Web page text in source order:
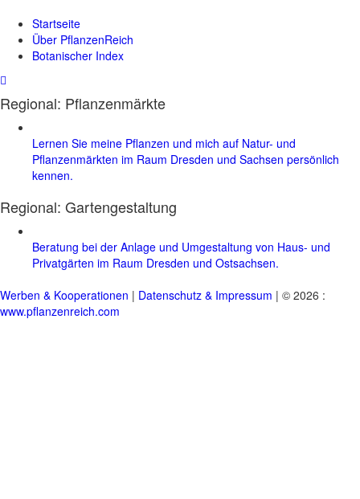
Startseite
Über PflanzenReich
Botanischer Index
Regional: Pflanzenmärkte
Lernen Sie meine Pflanzen und mich auf Natur- und
Pflanzenmärkten im Raum Dresden und Sachsen persönlich
kennen.
Regional: Gartengestaltung
Beratung bei der Anlage und Umgestaltung von Haus- und
Privatgärten im Raum Dresden und Ostsachsen.
Werben & Kooperationen | Datenschutz & Impressum | © 2026 :
www.pflanzenreich.com